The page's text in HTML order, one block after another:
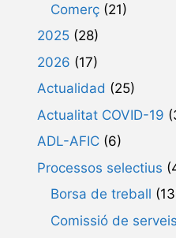
Comerç (21)
2025 (28)
2026 (17)
Actualidad (25)
Actualitat COVID-19
ADL-AFIC (6)
Processos selectius
Borsa de treball
Comissió de serveis